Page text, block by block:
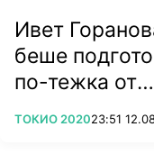
Ивет
беше
по-тежка от
състезанието
ПОВЕЧЕ ОТ
ТОКИО 202023:51